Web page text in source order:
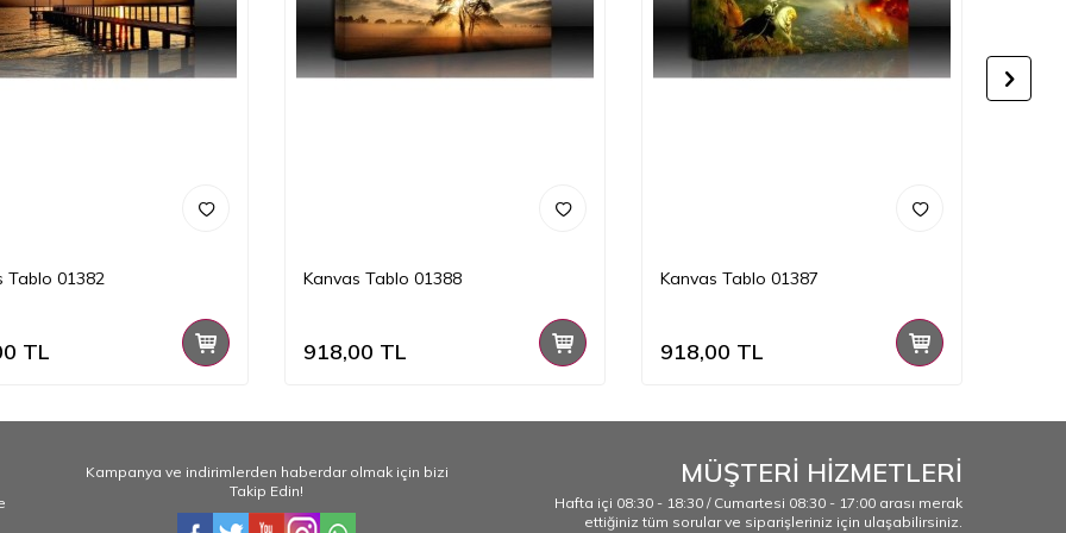
Tablo 01382
TL
Kanvas Tablo 01388
918,00 TL
Kanvas Tablo 01387
918,00 TL
Kampanya ve indirimlerden haberdar olmak için bizi
Takip Edin!
MÜŞTERİ HİZMETLERİ
Hafta içi 08:30 - 18:30 / Cumartesi 08:30 - 17:00 arası merak
ettiğiniz tüm sorular ve siparişleriniz için ulaşabilirsiniz.